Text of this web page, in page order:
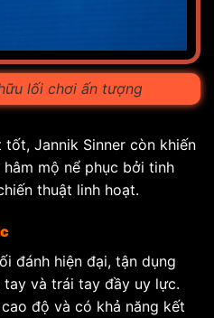
lối chơi ấn tượng
Jannik Sinner còn khiến
mộ nể phục bởi tinh
thuật linh hoạt.
đánh hiện đại, tận dụng
và trái tay đầy uy lực.
độ và có khả năng kết